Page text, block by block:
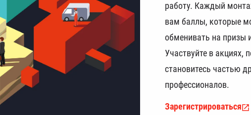
работу. Каждый
вам баллы, которые
обменивать на призы
Участвуйте в акциях,
становитесь частью
профессионалов.
Зарегистрироваться